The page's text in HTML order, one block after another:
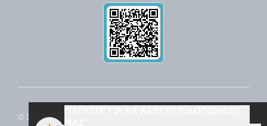
© 2024Εμπόριο μεταχειρισμένων
ΜΑΣ